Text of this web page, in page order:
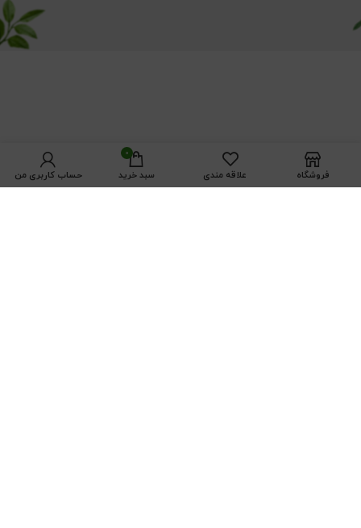
فروشگاه علاقه مندی
0
سبد خرید حساب کاربری من